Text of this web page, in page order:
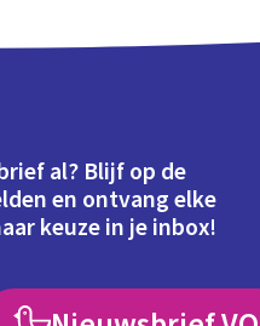
al? Blijf op de
en ontvang elke
keuze in je inbox!